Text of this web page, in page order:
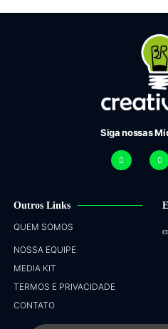
Siga nossas
Outros Links
QUEM SOMOS
NOSSA EQUIPE
MEDIA KIT
TERMOS E PRIVACIDADE
CONTATO